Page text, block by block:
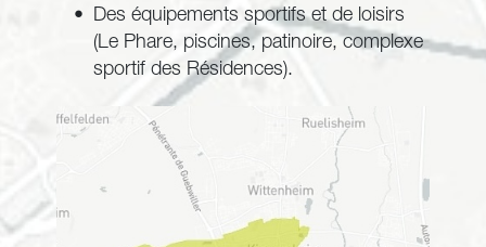
Des équipements sportifs et de loisirs
(Le Phare, piscines, patinoire, complexe
sportif des Résidences).